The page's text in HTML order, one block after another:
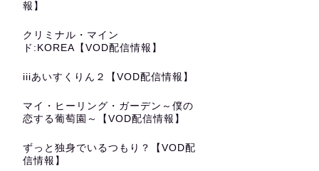
報】
クリミナル・マイン
ド:KOREA【VOD配信情報】
iiiあいすくりん２【VOD配信情報】
マイ・ヒーリング・ガーデン～僕の
恋する葡萄園～【VOD配信情報】
ずっと独身でいるつもり？【VOD配
信情報】